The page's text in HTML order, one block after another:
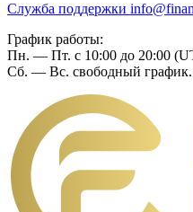
Служба поддержки
График работы:
Пн. — Пт. с 10:00 до 20:00
Сб. — Вс. свободный график.